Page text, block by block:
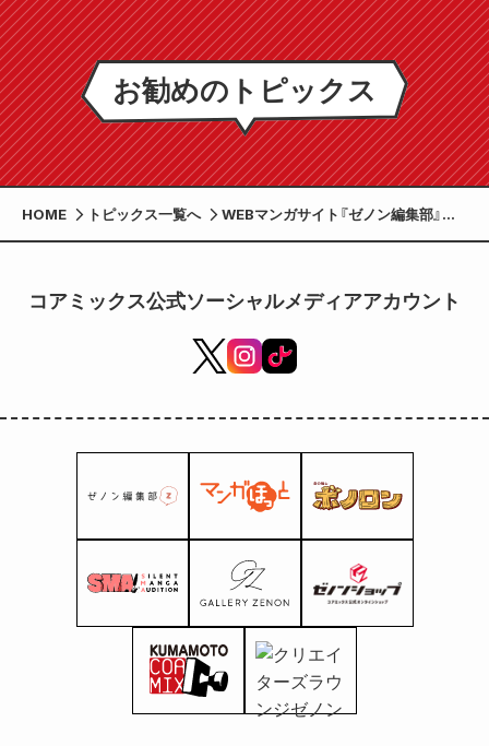
お勧めのトピックス
HOME トピックス一覧へ
WEBマンガサイト『ゼノン編集部』が
コアミックス公式ソーシャルメディアアカウント